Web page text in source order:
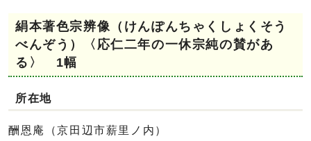
絹本著色宗辨像（けんぽんちゃくしょくそう
べんぞう）〈応仁二年の一休宗純の賛があ
る〉 1幅
所在地
酬恩庵（京田辺市薪里ノ内）